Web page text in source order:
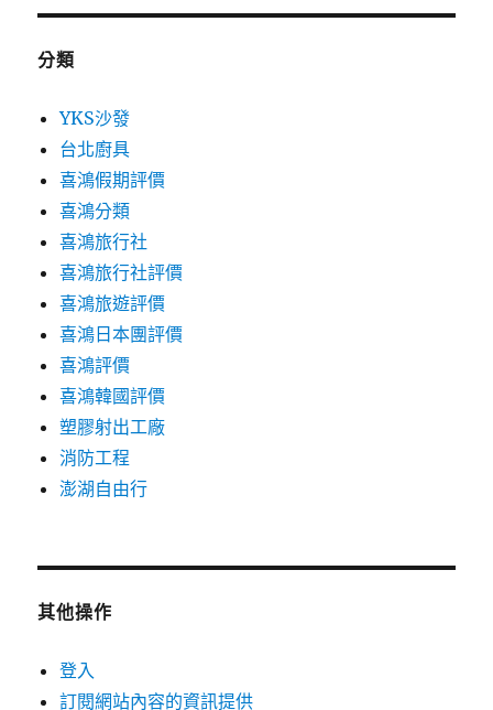
分類
YKS沙發
台北廚具
喜鴻假期評價
喜鴻分類
喜鴻旅行社
喜鴻旅行社評價
喜鴻旅遊評價
喜鴻日本團評價
喜鴻評價
喜鴻韓國評價
塑膠射出工廠
消防工程
澎湖自由行
其他操作
登入
訂閱網站內容的資訊提供